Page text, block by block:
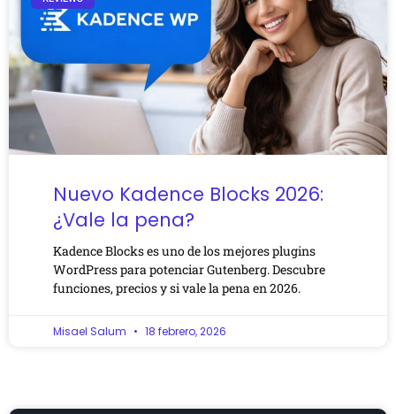
Nuevo Kadence Blocks 2026:
¿Vale la pena?
Kadence Blocks es uno de los mejores plugins
WordPress para potenciar Gutenberg. Descubre
funciones, precios y si vale la pena en 2026.
Misael Salum 18 febrero, 2026